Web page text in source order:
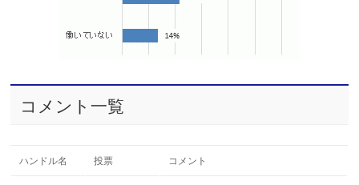
コメント一覧
ハンドル名 投票 コメント